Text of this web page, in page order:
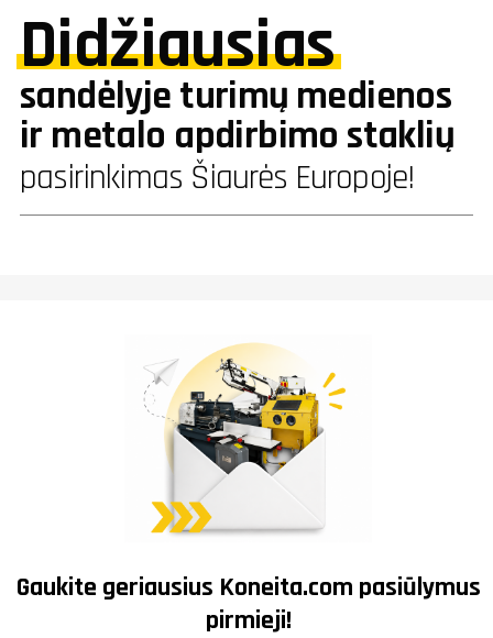
Didžiausias
sandėlyje turimų medienos
ir metalo apdirbimo staklių
pasirinkimas Šiaurės Europoje!
Gaukite geriausius Koneita.com pasiūlymus
pirmieji!